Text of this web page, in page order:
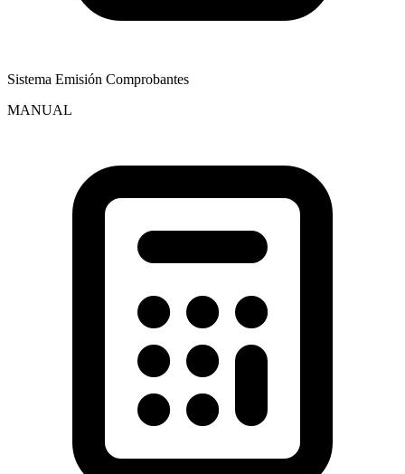
Sistema Emisión Comprobantes
MANUAL